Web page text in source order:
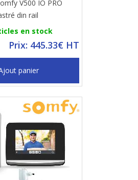
V500 IO PRO
din rail
en stock
Prix: 445.33€ HT
panier